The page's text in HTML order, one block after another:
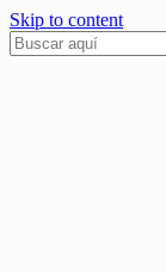
Skip to content